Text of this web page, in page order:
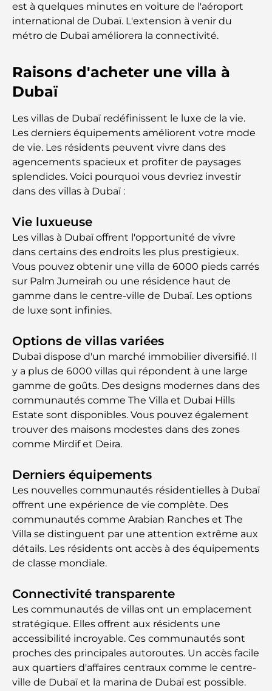
est à quelques minutes en voiture de l'aéroport
international de Dubaï. L'extension à venir du
métro de Dubaï améliorera la connectivité.
Raisons d'acheter une villa à
Dubaï
Les villas de Dubaï redéfinissent le luxe de la vie.
Les derniers équipements améliorent votre mode
de vie. Les résidents peuvent vivre dans des
agencements spacieux et profiter de paysages
splendides. Voici pourquoi vous devriez investir
dans des villas à Dubaï :
Vie luxueuse
Les villas à Dubaï offrent l'opportunité de vivre
dans certains des endroits les plus prestigieux.
Vous pouvez obtenir une villa de 6000 pieds carrés
sur Palm Jumeirah ou une résidence haut de
gamme dans le centre-ville de Dubaï. Les options
de luxe sont infinies.
Options de villas variées
Dubaï dispose d'un marché immobilier diversifié. Il
y a plus de 6000 villas qui répondent à une large
gamme de goûts. Des designs modernes dans des
communautés comme The Villa et Dubai Hills
Estate sont disponibles. Vous pouvez également
trouver des maisons modestes dans des zones
comme Mirdif et Deira.
Derniers équipements
Les nouvelles communautés résidentielles à Dubaï
offrent une expérience de vie complète. Des
communautés comme Arabian Ranches et The
Villa se distinguent par une attention extrême aux
détails. Les résidents ont accès à des équipements
de classe mondiale.
Connectivité transparente
Les communautés de villas ont un emplacement
stratégique. Elles offrent aux résidents une
accessibilité incroyable. Ces communautés sont
proches des principales autoroutes. Un accès facile
aux quartiers d'affaires centraux comme le centre-
ville de Dubaï et la marina de Dubaï est possible.